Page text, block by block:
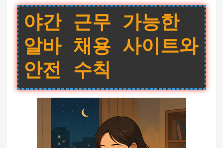
야간 근무 가능한
알바 채용 사이트와
안전 수칙